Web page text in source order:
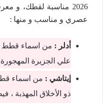
2026 مناسبة لقطك، و
عصري و مناسب و منها :
أدلر : من اسماء قطط
علي الجزيرة
إيتاشي : من اسماء
ذو الأخلاق المهذبة